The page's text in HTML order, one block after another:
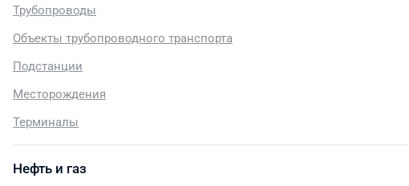
Трубопроводы
Объекты трубопроводного транспорта
Подстанции
Месторождения
Терминалы
Нефть и газ